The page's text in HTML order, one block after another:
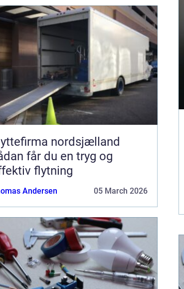
nordsjælland
får du en tryg og
flytning
Andersen 05 March 2026